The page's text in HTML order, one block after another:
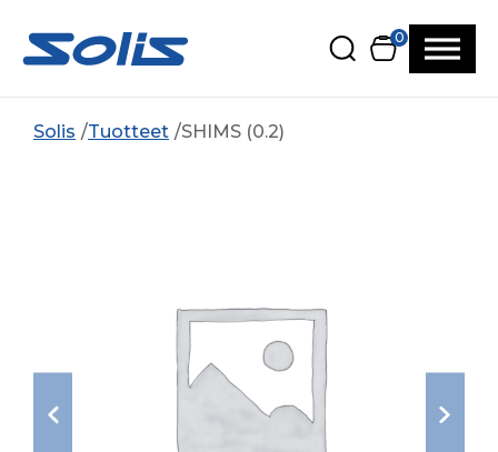
0
Solis Tuotteet SHIMS (0.2)